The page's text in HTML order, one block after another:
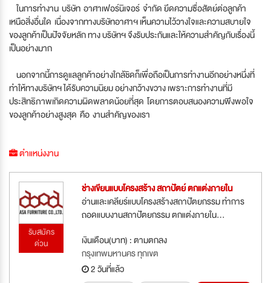
ในการทำงาน บริษัท อาศาเฟอร์นิเจอร์ จำกัด ยึดความซื่อสัตย์ต่อลูกค้า
เหนือสิ่งอื่นใด เนื่องจากทางบริษัทอาศาฯ เห็นความไว้วางใจและความสบายใจ
ของลูกค้าเป็นปัจจัยหลัก ทาง บริษัทฯ จึงรับประกันและให้ความสำคัญกับเรื่องนี้
เป็นอย่างมาก
นอกจากนี้การดูแลลูกค้าอย่างใกล้ชิดก็เพื่อถือเป็นการทำงานอีกอย่างหนึ่งที่
ทำให้ทางบริษัทฯ ได้รับความนิยม อย่างกว้างขวาง เพราะการทำงานที่มี
ประสิทธิภาพเกิดความผิดพลาดน้อยที่สุด โดยการตอบสนองความพึงพอใจ
ของลูกค้าอย่างสูงสุด คือ งานสำคัญของเรา
ตำแหน่งงาน
รับสมัคร
ด่วน
ช่างเขียนแบบโครงสร้าง สถาปัตย์ ตกแต่งภายใน
อ่านและเคลียร์แบบโครงสร้างสถาปัตยกรรม ทำการ
ถอดแบบงานสถาปัตยกรรม ตกแต่งภายใน...
เงินเดือน(บาท) : ตามตกลง
กรุงเทพมหานคร ทุกเขต
2 วันที่แล้ว